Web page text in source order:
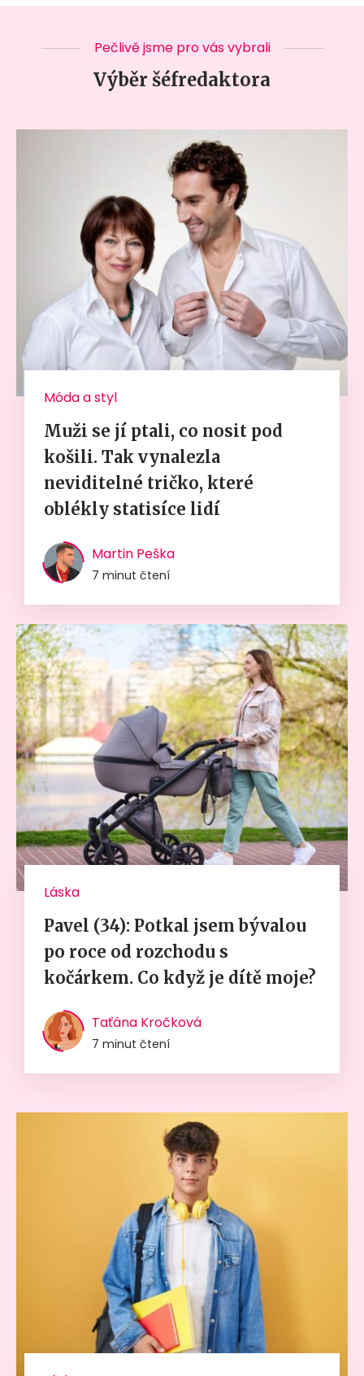
Pečlivě jsme pro vás vybrali
Výběr šéfredaktora
Móda a styl
Muži se jí ptali, co nosit pod
košili. Tak vynalezla
neviditelné tričko, které
oblékly statisíce lidí
Martin Peška
7 minut čtení
Láska
Pavel (34): Potkal jsem bývalou
po roce od rozchodu s
kočárkem. Co když je dítě moje?
Taťána Kročková
7 minut čtení